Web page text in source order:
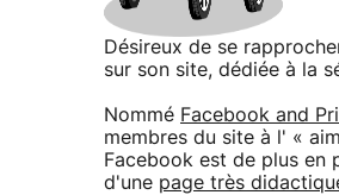
Désireux de se
sur son site, dédiée à la
Nommé Facebook and
membres du site à l' «
Facebook est de plus en
d'une page très